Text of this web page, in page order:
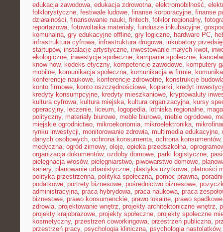
edukacja zawodowa, edukacja zdrowotna, elektromobilność,
folklorystyczne, festiwale ludowe, finanse korporacyjne, finanse
działalności, finansowanie nauki, fintech, folklor regionalny,
reportażowa, fotowoltaika materiały, fundusze inkubacyjne,
komunalna, gry edukacyjne offline, gry logiczne, hardware PC,
infrastruktura cyfrowa, infrastruktura drogowa, inkubatory
startupów, instalacje artystyczne, inwestowanie małych kwot,
ekologiczne, inwestycje społeczne, kampanie społeczne,
know-how, kodeks etyczny, kompetencje zawodowe, komputery
mobilne, komunikacja społeczna, komunikacja w firmie,
konferencje naukowe, konferencje zdrowotne, konstrukcje
konto firmowe, konto oszczędnościowe, kopiarki, kredyt
kredyty konsumpcyjne, kredyty mieszkaniowe, kryptowaluty
kultura cyfrowa, kultura miejska, kultura organizacyjna, kursy
operacyjny, leczenie, liceum, logopedia, lotniska regionalne,
polityczny, materiały biurowe, meble biurowe, meble ogrodowe,
miejskie ogrodnictwo, mikroekonomia, mikroelektronika,
rynku inwestycji, monitorowanie zdrowia, multimedia edukacyjne,
danych osobowych, ochrona konsumenta, ochrona konsumentów
medyczna, ogród zimowy, oleje, opieka przedszkolna,
organizacja dokumentów, ozdoby domowe, parki logistyczne,
pielęgnacja włosów, pielęgniarstwo, piwowarstwo domowe,
kariery, planowanie urbanistyczne, plastyka użytkowa, płatności
polityka przestrzenna, polityka społeczna, pomoc prawna,
podatkowe, portrety biznesowe, pośrednictwo biznesowe,
administracyjna, praca hybrydowa, praca naukowa, praca
biznesowe, prawo konsumenckie, prawo lokalne, prawo spadkowe
zdrowia, projektowanie wnętrz, projekty architektoniczne wnętrz,
projekty krajobrazowe, projekty społeczne, projekty społeczne
kosmetyczny, przestrzeń coworkingowa, przestrzeń publiczna,
przestrzeń pracy, psychologia kliniczna, psychologia nastolatków